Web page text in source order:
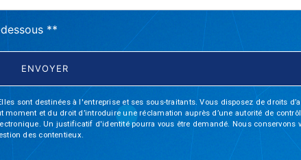
**
ENVOYER
sont destinées à l'entreprise et ses sous-traitants. Vous disposez de droits
moment et du droit d’introduire une réclamation auprès d’une autorité de
Un justificatif d'identité pourra vous être demandé. Nous conservons
des contentieux.